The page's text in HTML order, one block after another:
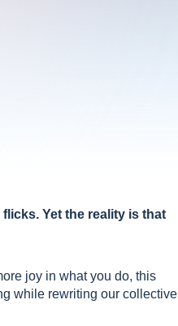
Yet the reality is that
joy in what you do, this
while rewriting our collective